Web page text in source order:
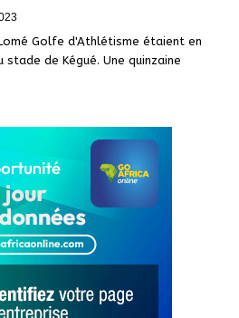
Golfe d'Athlétisme étaient en
de Kégué. Une quinzaine